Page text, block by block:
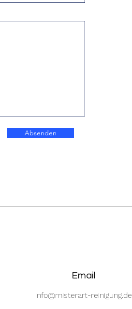
Absenden
Email
info@misterart-reinigung.de